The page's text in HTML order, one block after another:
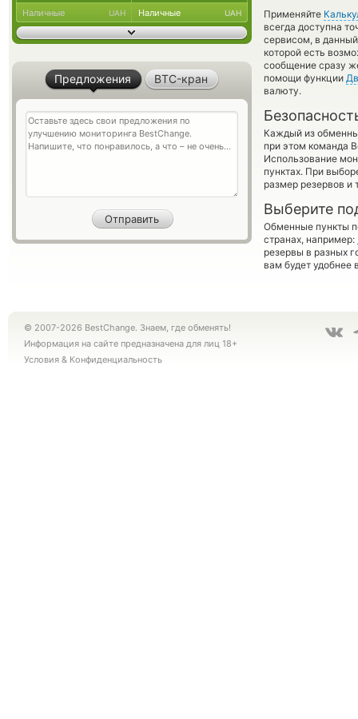
Применяйте
всегда доступна
сервисом, в
которой есть
сообщение сразу
помощи функции
валюту.
Каждый из
при этом команда
Использование
пунктах. При
размер резервов и
Выберите
Обменные пункты
странах, например:
резервы в разных
вам будет удобнее
Наличные UAH Наличные UAH
Предложения BTC-кран
© 2007-2026 BestChange. Знаем, где обменять!
Информация на сайте предназначена для лиц 18+
Условия & Конфиденциальность